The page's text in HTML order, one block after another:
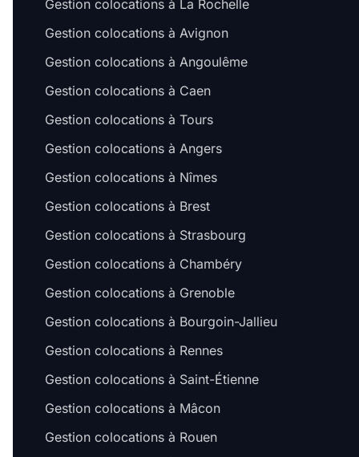
Gestion colocations à La Rochelle
Gestion colocations à Avignon
Gestion colocations à Angoulême
Gestion colocations à Caen
Gestion colocations à Tours
Gestion colocations à Angers
Gestion colocations à Nîmes
Gestion colocations à Brest
Gestion colocations à Strasbourg
Gestion colocations à Chambéry
Gestion colocations à Grenoble
Gestion colocations à Bourgoin-Jallieu
Gestion colocations à Rennes
Gestion colocations à Saint-Étienne
Gestion colocations à Mâcon
Gestion colocations à Rouen